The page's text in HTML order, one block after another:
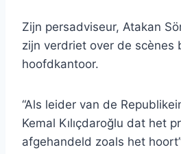
Zijn persadviseur, Atakan
zijn verdriet over de scènes
hoofdkantoor.
“Als leider van de
Kemal Kılıçdaroğlu dat het
afgehandeld zoals het